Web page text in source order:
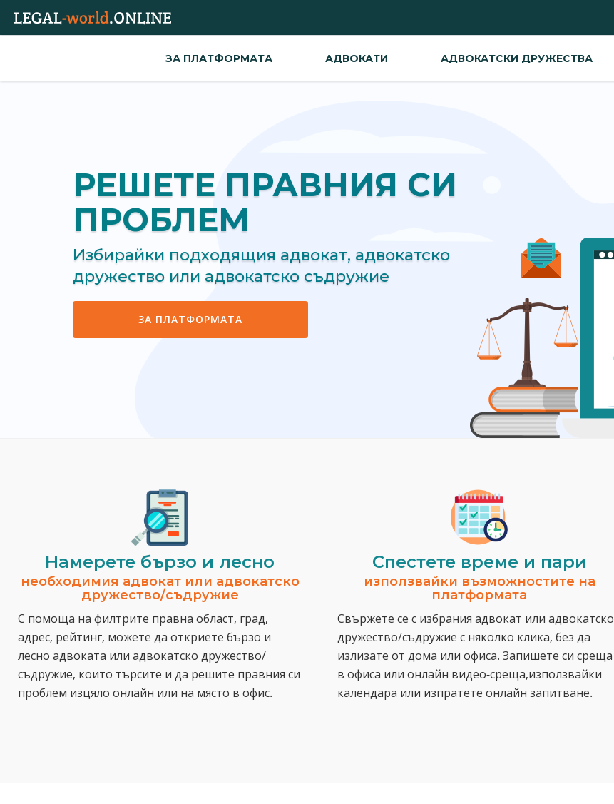
ЗА ПЛАТФОРМАТА АДВОКАТИ АДВОКАТСКИ ДРУЖЕСТВА
РЕШЕТЕ ПРАВНИЯ СИ
ПРОБЛЕМ
Избирайки подходящия адвокат, адвокатско
дружество или адвокатско съдружие
ЗА ПЛАТФОРМАТА
Намерете бързо и лесно
необходимия адвокат или адвокатско
дружество/съдружие
С помоща на филтрите правна област, град,
адрес, рейтинг, можете да откриете бързо и
лесно адвоката или адвокатско дружество/
съдружие, които търсите и да решите правния си
проблем изцяло онлайн или на място в офис.
Спестeте време и пари
използвайки възможностите на
платформата
Свържете се с избрания адвокат или адвокатско
дружество/съдружие с няколко клика, без да
излизате от дома или офиса. Запишете си среща
в офиса или онлайн видео-среща,използвайки
календара или изпратете онлайн запитване.